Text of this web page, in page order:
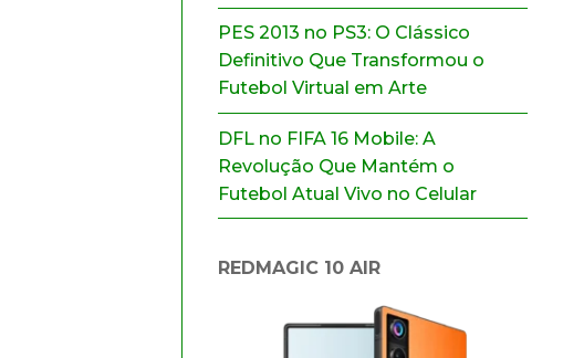
PES 2013 no PS3: O Clássico
Definitivo Que Transformou o
Futebol Virtual em Arte
DFL no FIFA 16 Mobile: A
Revolução Que Mantém o
Futebol Atual Vivo no Celular
REDMAGIC 10 AIR